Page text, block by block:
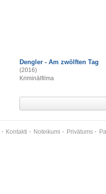
Dengler - Am zwölften Tag
(2016)
Kriminālfilma
Kontakti Noteikumi Privātums